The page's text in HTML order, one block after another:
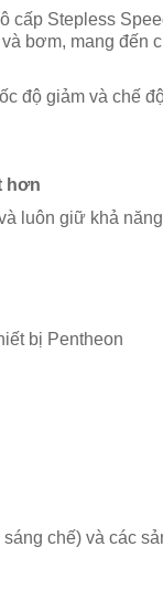
cấp Stepless
bơm, mang đến
độ giảm và chế
hơn
luôn giữ khả năng
bị Pentheon
chế) và các